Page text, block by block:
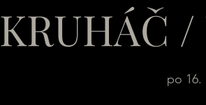
KRUHÁČ
po 16.